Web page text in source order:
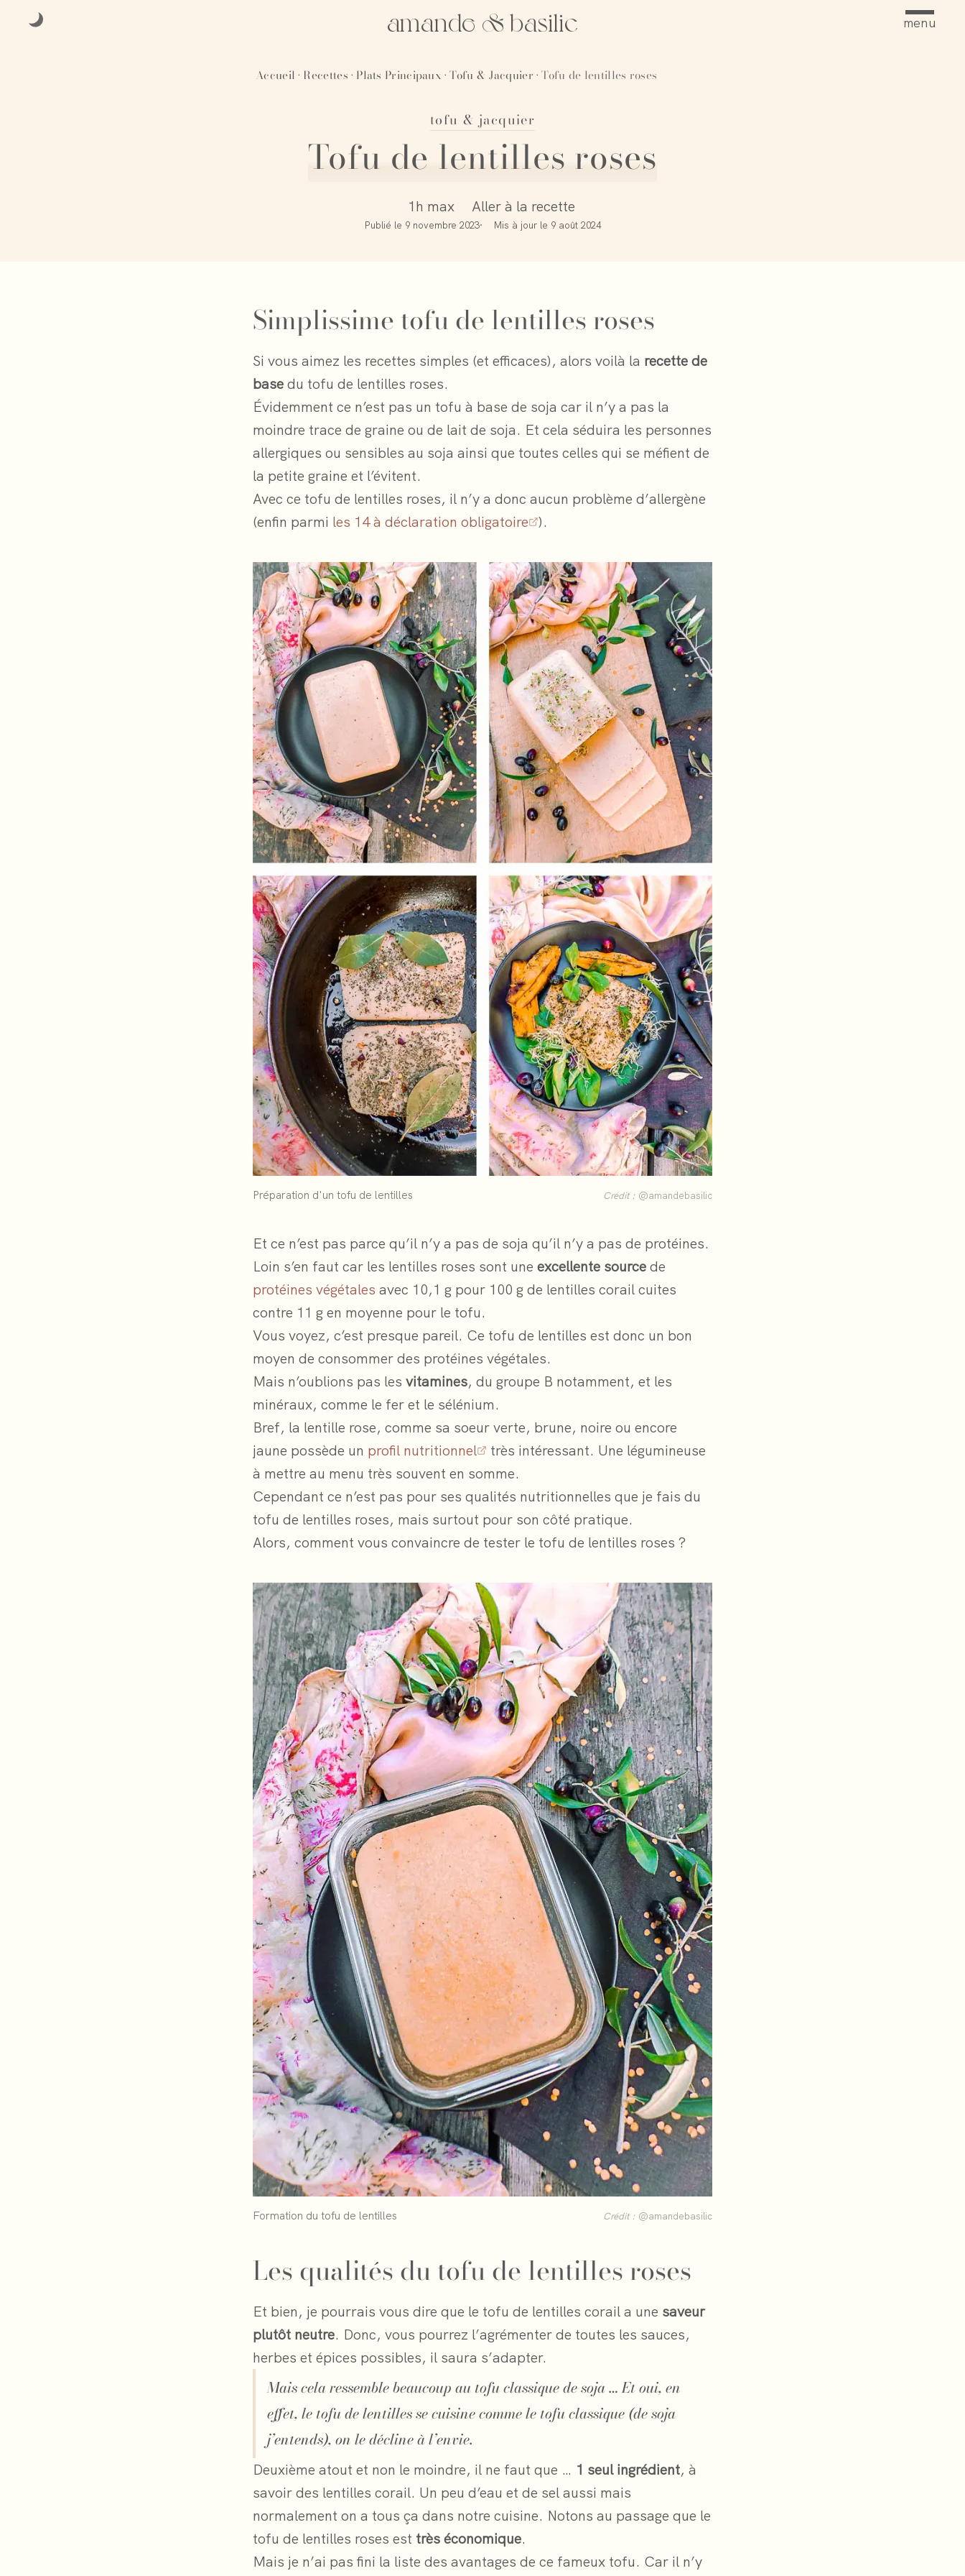
amande & basilic menu
Accueil · Recettes · Plats Principaux · Tofu & Jacquier · Tofu de lentilles roses
tofu & jacquier
Tofu de lentilles roses
1h max Aller à la recette
Publié le 9 novembre 2023 Mis à jour le 9 août 2024
Simplissime tofu de lentilles roses
Si vous aimez les recettes simples (et efficaces), alors voilà la recette de
basedu tofu de lentilles roses.
Évidemment ce n’est pas un tofu à base de soja car il n’y a pas la
moindre trace de graine ou de lait de soja. Et cela séduira les personnes
allergiques ou sensibles au soja ainsi que toutes celles qui se méfient de
la petite graine et l’évitent.
Avec ce tofu de lentilles roses, il n’y a donc aucun problème d’allergène
(enfin parmi les 14 à déclaration obligatoire ).
Préparation d'un tofu de lentilles Crédit : @amandebasilic
Et ce n’est pas parce qu’il n’y a pas de soja qu’il n’y a pas de protéines.
Loin s’en faut car les lentilles roses sont une excellente sourcede
protéines végétales avec 10,1 g pour 100 g de lentilles corail cuites
contre 11 g en moyenne pour le tofu.
Vous voyez, c’est presque pareil. Ce tofu de lentilles est donc un bon
moyen de consommer des protéines végétales.
Mais n’oublions pas les vitamines, du groupe B notamment, et les
minéraux, comme le fer et le sélénium.
Bref, la lentille rose, comme sa soeur verte, brune, noire ou encore
jaune possède un profil nutritionnel
très intéressant. Une légumineuse
à mettre au menu très souvent en somme.
Cependant ce n’est pas pour ses qualités nutritionnelles que je fais du
tofu de lentilles roses, mais surtout pour son côté pratique.
Alors, comment vous convaincre de tester le tofu de lentilles roses ?
Formation du tofu de lentilles Crédit : @amandebasilic
Les qualités du tofu de lentilles roses
Et bien, je pourrais vous dire que le tofu de lentilles corail a une saveur
plutôt neutre. Donc, vous pourrez l’agrémenter de toutes les sauces,
herbes et épices possibles, il saura s’adapter.
Mais cela ressemble beaucoup au tofu classique de soja … Et oui, en
effet, le tofu de lentilles se cuisine comme le tofu classique (de soja
j’entends), on le décline à l’envie.
Deuxième atout et non le moindre, il ne faut que … 1 seul ingrédient, à
savoir des lentilles corail. Un peu d’eau et de sel aussi mais
normalement on a tous ça dans notre cuisine. Notons au passage que le
tofu de lentilles roses est très économique.
Mais je n’ai pas fini la liste des avantages de ce fameux tofu. Car il n’y